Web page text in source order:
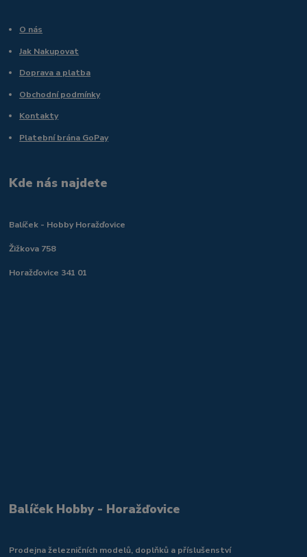
O nás
Jak Nakupovat
Doprava a platba
Obchodní podmínky
Kontakty
Platební brána GoPay
Kde nás najdete
Balíček - Hobby Horažďovice
Žižkova 758
Horažďovice 341 01
Balíček Hobby - Horažďovice
Prodejna železničních modelů, doplňků a příslušenství